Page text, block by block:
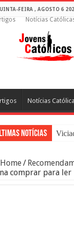
FEIRA , AGOSTO 6
Notícias
Notícias
Notícias
Home/
comprar para ler